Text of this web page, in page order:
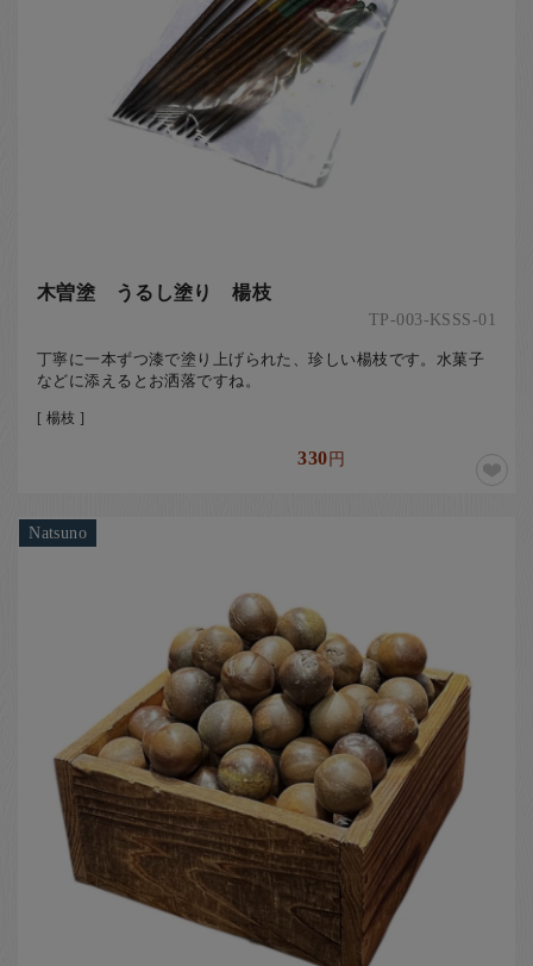
木曽塗 うるし塗り 楊枝
TP-003-KSSS-01
丁寧に一本ずつ漆で塗り上げられた、珍しい楊枝です。水菓子
などに添えるとお洒落ですね。
[ 楊枝 ]
330円
Natsuno